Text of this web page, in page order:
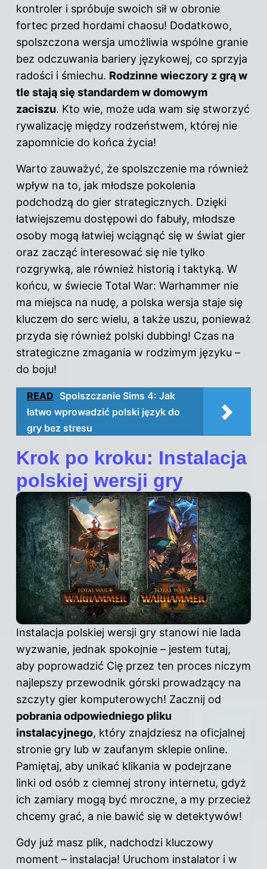
kontroler i spróbuje swoich sił w obronie
fortec przed hordami chaosu! Dodatkowo,
spolszczona wersja umożliwia wspólne granie
bez odczuwania bariery językowej, co sprzyja
radości i śmiechu. Rodzinne wieczory z grą w
tle stają się standardem w domowym
zaciszu. Kto wie, może uda wam się stworzyć
rywalizację między rodzeństwem, której nie
zapomnicie do końca życia!
Warto zauważyć, że spolszczenie ma również
wpływ na to, jak młodsze pokolenia
podchodzą do gier strategicznych. Dzięki
łatwiejszemu dostępowi do fabuły, młodsze
osoby mogą łatwiej wciągnąć się w świat gier
oraz zacząć interesować się nie tylko
rozgrywką, ale również historią i taktyką. W
końcu, w świecie Total War: Warhammer nie
ma miejsca na nudę, a polska wersja staje się
kluczem do serc wielu, a także uszu, ponieważ
przyda się również polski dubbing! Czas na
strategiczne zmagania w rodzimym języku –
do boju!
READ Spolszczanie Sims 4: Jak
łatwo wprowadzić polski język do
gry bez stresu
Krok po kroku: Instalacja
polskiej wersji gry
Instalacja polskiej wersji gry stanowi nie lada
wyzwanie, jednak spokojnie – jestem tutaj,
aby poprowadzić Cię przez ten proces niczym
najlepszy przewodnik górski prowadzący na
szczyty gier komputerowych! Zacznij od
pobrania odpowiedniego pliku
instalacyjnego, który znajdziesz na oficjalnej
stronie gry lub w zaufanym sklepie online.
Pamiętaj, aby unikać klikania w podejrzane
linki od osób z ciemnej strony internetu, gdyż
ich zamiary mogą być mroczne, a my przecież
chcemy grać, a nie bawić się w detektywów!
Gdy już masz plik, nadchodzi kluczowy
moment – instalacja! Uruchom instalator i w